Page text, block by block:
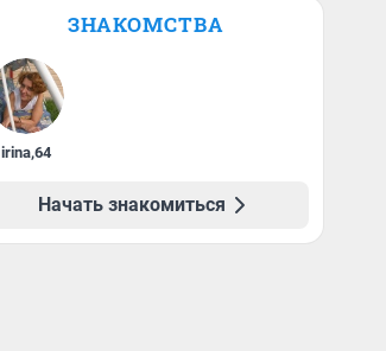
ЗНАКОМСТВА
irina,64
Начать знакомиться